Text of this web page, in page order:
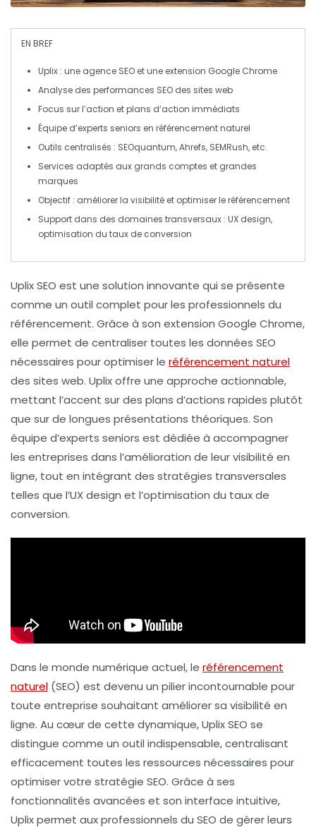
EN BREF
Uplix : une agence SEO et une extension Google Chrome
Analyse des performances SEO des sites web
Focus sur l’action et plans d’action immédiats
Équipe d’experts seniors en référencement naturel
Outils centralisés : SEOquantum, Ahrefs, SEMRush, etc.
Services adaptés aux grands comptes et grandes
marques
Objectif : améliorer la visibilité et optimiser leréférencement
Support dans des domaines transversaux : UX design,
optimisation du taux de conversion
Uplix SEO est une solution innovante qui se présente
comme un outil complet pour les professionnels du
référencement. Grâce à son extension Google Chrome,
elle permet de centraliser toutes les données SEO
nécessaires pour optimiser le référencement naturel
des sites web. Uplix offre une approche actionnable,
mettant l’accent sur des plans d’actions rapides plutôt
que sur de longues présentations théoriques. Son
équipe d’experts seniors est dédiée à accompagner
les entreprises dans l’amélioration de leur visibilité en
ligne, tout en intégrant des stratégies transversales
telles que l’UX design et l’optimisation du taux de
conversion.
Dans le monde numérique actuel, le référencement
naturel (SEO) est devenu un pilier incontournable pour
toute entreprise souhaitant améliorer sa visibilité en
ligne. Au cœur de cette dynamique,Uplix SEO se
distingue comme un outil indispensable, centralisant
efficacement toutes les ressources nécessaires pour
optimiser votre stratégie SEO. Grâce à ses
fonctionnalités avancées et son interface intuitive,
Uplix permet aux professionnels du SEO de gérer leurs